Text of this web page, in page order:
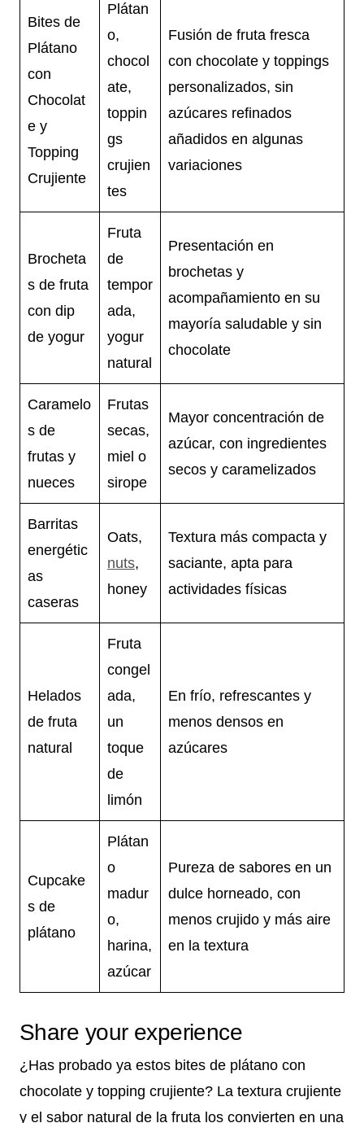
Bites de
Plátano
con
Chocolat
e y
Topping
Crujiente
Plátan
o,
chocol
ate,
toppin
gs
crujien
tes
Fusión de fruta fresca
con chocolate y toppings
personalizados, sin
azúcares refinados
añadidos en algunas
variaciones
Brocheta
s de fruta
con dip
de yogur
Fruta
de
tempor
ada,
yogur
natural
Presentación en
brochetas y
acompañamiento en su
mayoría saludable y sin
chocolate
Caramelo
s de
frutas y
nueces
Frutas
secas,
miel o
sirope
Mayor concentración de
azúcar, con ingredientes
secos y caramelizados
Barritas
energétic
as
caseras
Oats,
nuts,
honey
Textura más compacta y
saciante, apta para
actividades físicas
Helados
de fruta
natural
Fruta
congel
ada,
un
toque
de
limón
En frío, refrescantes y
menos densos en
azúcares
Cupcake
s de
plátano
Plátan
o
madur
o,
harina,
azúcar
Pureza de sabores en un
dulce horneado, con
menos crujido y más aire
en la textura
Share your experience
¿Has probado ya estos bites de plátano con
chocolate y topping crujiente? La textura crujiente
y el sabor natural de la fruta los convierten en una